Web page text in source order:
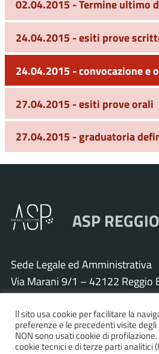
02.04.2015 - Termine ultimo
24.04.2015 - esiti prove
24.04.2015 - convocazione e
27.04.2015 - esiti prove orali
27.04.2015 - graduatoria
ASP
Sede Legale ed Amministrativa
Via Marani 9/1 – 42122 Reggio
Tel. 0522 571011 – Fax 0522
Cod. Fisc. e P.IVA 01925120352
PEC:asp.re@pcert.postecert.it
E-mail:info@asp.re.it
Il sito usa cookie per facilitare la
preferenze e le precedenti visite
NON sono usati cookie di
cookie tecnici e di terze parti analitici